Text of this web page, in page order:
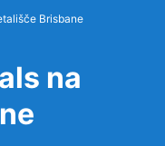
Brisbane
na